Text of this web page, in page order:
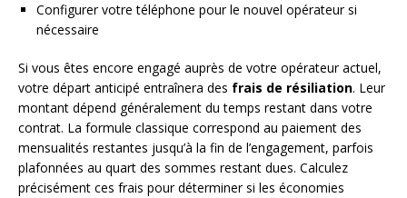
Configurer votre téléphone pour le nouvel opérateur si
nécessaire
Si vous êtes encore engagé auprès de votre opérateur actuel,
votre départ anticipé entraînera des frais de résiliation. Leur
montant dépend généralement du temps restant dans votre
contrat. La formule classique correspond au paiement des
mensualités restantes jusqu’à la fin de l’engagement, parfois
plafonnées au quart des sommes restant dues. Calculez
précisément ces frais pour déterminer si les économies